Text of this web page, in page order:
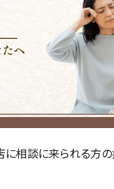
に相談に来られる方